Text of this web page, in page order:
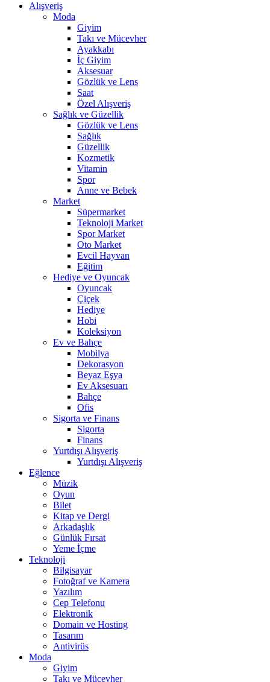
Alışveriş
Moda
Giyim
Takı ve Mücevher
Ayakkabı
İç Giyim
Aksesuar
Gözlük ve Lens
Saat
Özel Alışveriş
Sağlık ve Güzellik
Gözlük ve Lens
Sağlık
Güzellik
Kozmetik
Vitamin
Spor
Anne ve Bebek
Market
Süpermarket
Teknoloji Market
Spor Market
Oto Market
Evcil Hayvan
Eğitim
Hediye ve Oyuncak
Oyuncak
Çiçek
Hediye
Hobi
Koleksiyon
Ev ve Bahçe
Mobilya
Dekorasyon
Beyaz Eşya
Ev Aksesuarı
Bahçe
Ofis
Sigorta ve Finans
Sigorta
Finans
Yurtdışı Alışveriş
Yurtdışı Alışveriş
Eğlence
Müzik
Oyun
Bilet
Kitap ve Dergi
Arkadaşlık
Günlük Fırsat
Yeme İçme
Teknoloji
Bilgisayar
Fotoğraf ve Kamera
Yazılım
Cep Telefonu
Elektronik
Domain ve Hosting
Tasarım
Antivirüs
Moda
Giyim
Takı ve Mücevher